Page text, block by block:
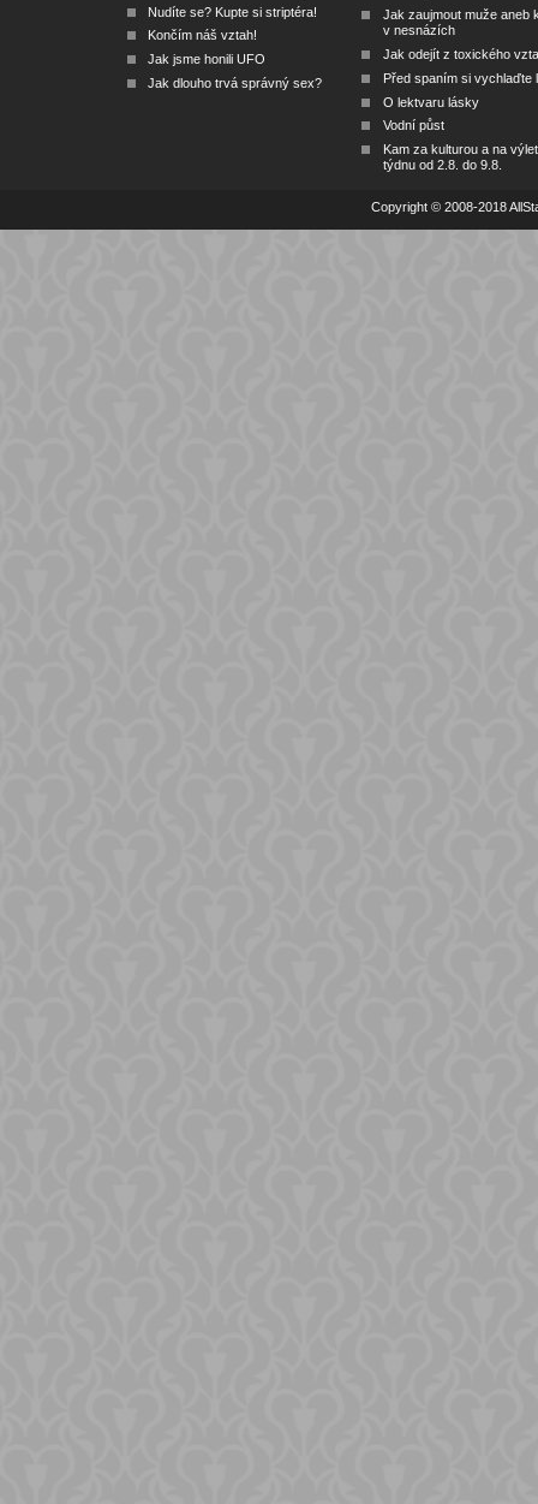
Nudíte se? Kupte si striptéra!
Končím náš vztah!
Jak jsme honili UFO
Jak dlouho trvá správný sex?
Jak zaujmout muže aneb
v nesnázích
Jak odejít z toxického
Před spaním si vychlaďte
O lektvaru lásky
Vodní půst
Kam za kulturou a na
týdnu od 2.8. do 9.8.
Copyright © 2008-2018